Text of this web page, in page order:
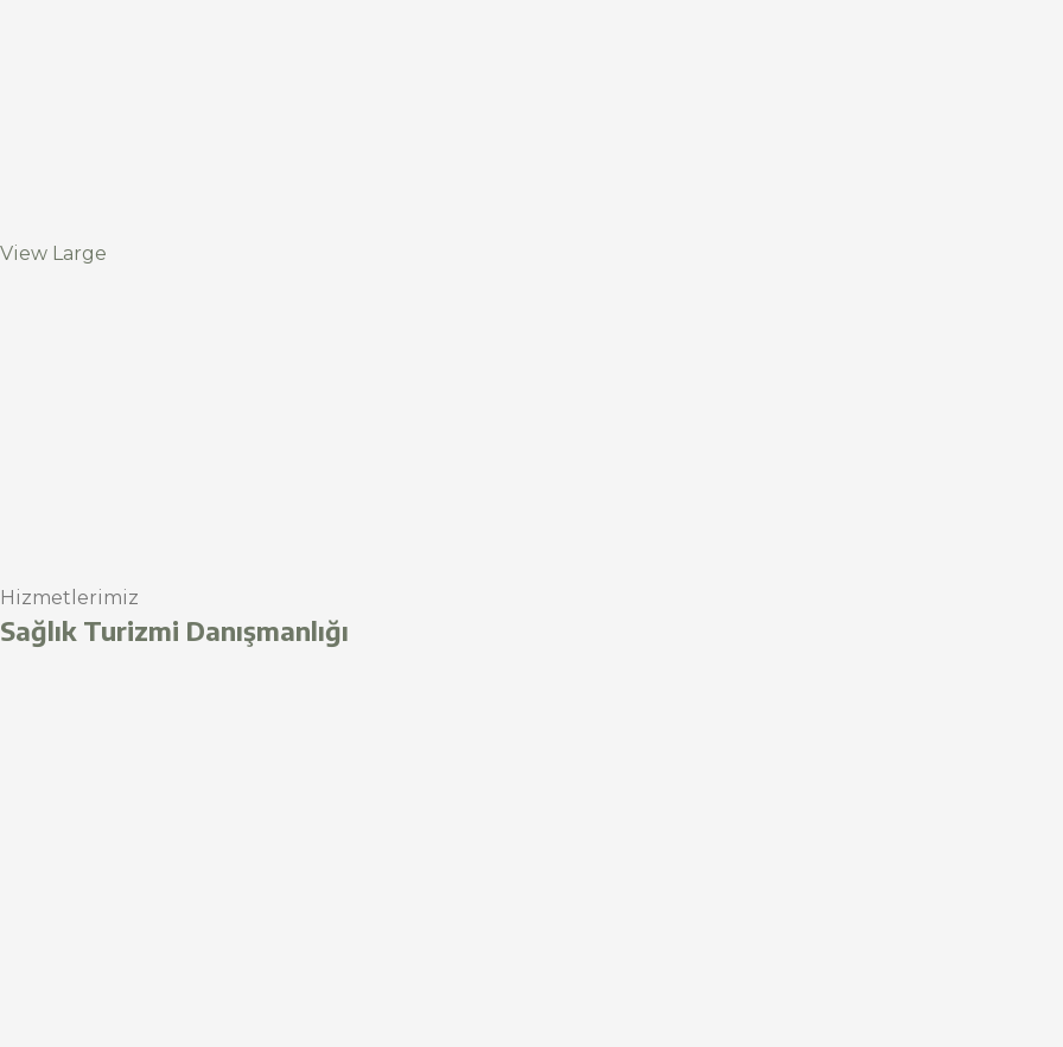
View Large
Hizmetlerimiz
Sağlık Turizmi Danışmanlığı